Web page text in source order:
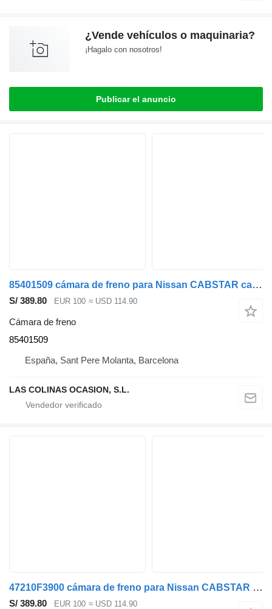
¿Vende vehículos o maquinaria?
¡Hagalo con nosotros!
Publicar el anuncio
85401509 cámara de freno para Nissan CABSTAR camión
S/ 389.80 EUR 100 ≈ USD 114.90
Cámara de freno
85401509
España, Sant Pere Molanta, Barcelona
LAS COLINAS OCASION, S.L.
47210F3900 cámara de freno para Nissan CABSTAR camión
S/ 389.80 EUR 100 ≈ USD 114.90